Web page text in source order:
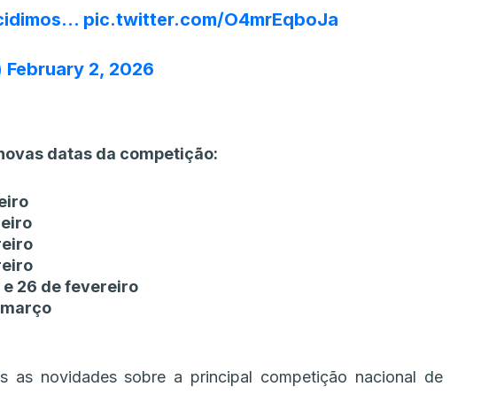
pic.twitter.com/O4mrEqboJa
February 2, 2026
datas da competição:
e 26 de fevereiro
as novidades sobre a principal competição nacional de